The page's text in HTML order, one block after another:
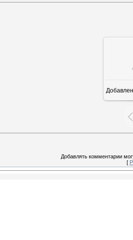
Добавлять комментарии
[